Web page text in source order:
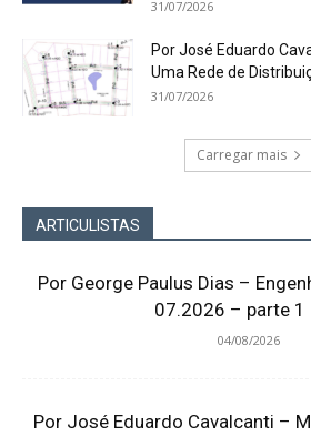
31/07/2026
Por José Eduardo
Uma Rede de
31/07/2026
Carregar mais
ARTICULISTAS
Por George Paulus Dias –
07.2026 – parte 1
04/08/2026
Por José Eduardo Cavalcanti –